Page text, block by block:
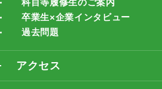
科目等履修生のご案内
卒業生×企業インタビュー
過去問題
アクセス